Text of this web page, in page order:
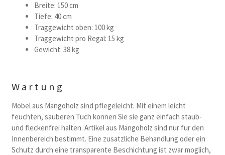
Breite: 150 cm
Tiefe: 40 cm
Traggewicht oben: 100 kg
Traggewicht pro Regal: 15 kg
Gewicht: 38 kg
Wartung
Mobel aus Mangoholz sind pflegeleicht. Mit einem leicht
feuchten, sauberen Tuch konnen Sie sie ganz einfach staub-
und fleckenfrei halten. Artikel aus Mangoholz sind nur fur den
Innenbereich bestimmt. Eine zusatzliche Behandlung oder ein
Schutz durch eine transparente Beschichtung ist zwar moglich,